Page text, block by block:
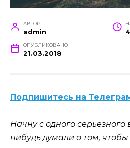
АВТОР
admin
ОПУБЛИКОВАНО
21.03.2018
Подпишитесь на
Начну с одного серьёзного
нибудь думали о том,